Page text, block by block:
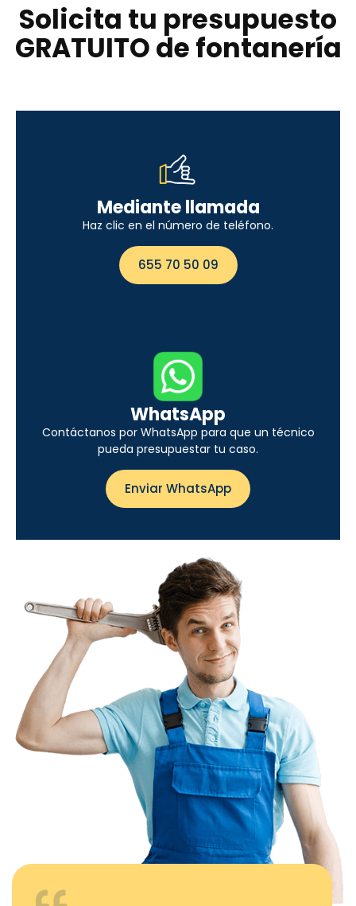
Solicita tu presupuesto
GRATUITO de fontanería
Mediante llamada
Haz clic en el número de teléfono.
655 70 50 09
WhatsApp
Contáctanos por WhatsApp para que un técnico
pueda presupuestar tu caso.
Enviar WhatsApp